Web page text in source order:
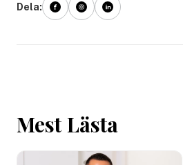
Dela:
Mest Lästa